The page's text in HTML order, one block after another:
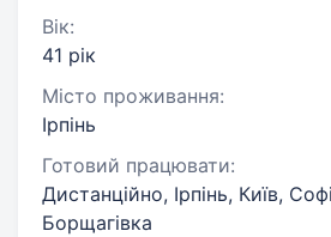
Вік:
41 рік
Місто проживання:
Ірпінь
Готовий працювати:
Дистанційно, Ірпінь, Київ,
Борщагівка